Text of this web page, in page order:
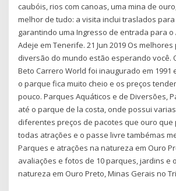
caubóis, rios com canoas, uma mina de
melhor de tudo: a visita inclui traslados
garantindo uma Ingresso de entrada para o
Adeje em Tenerife. 21 Jun 2019 Os
diversão do mundo estão esperando você.
Beto Carrero World foi inaugurado em 1991
o parque fica muito cheio e os preços
pouco. Parques Aquáticos e de Diversões,
até o parque de la costa, onde possui
diferentes preços de pacotes que ouro que
todas atrações e o passe livre tambémas
Parques e atrações na natureza em Ouro
avaliações e fotos de 10 parques, jardins e
natureza em Ouro Preto, Minas Gerais no